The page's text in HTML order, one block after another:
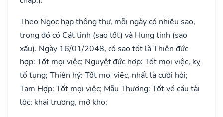
Theo Ngọc hạp thông thư, mỗi ngày có nhiều sao,
trong đó có Cát tinh (sao tốt) và Hung tinh (sao
xấu). Ngày 16/01/2048, có sao tốt là Thiên đức
hợp: Tốt mọi việc; Nguyệt đức hợp: Tốt mọi việc, kỵ
tố tụng; Thiên hỷ: Tốt mọi việc, nhất là cưới hỏi;
Tam Hợp: Tốt mọi việc; Mẫu Thương: Tốt về cầu tài
lộc; khai trương, mở kho;